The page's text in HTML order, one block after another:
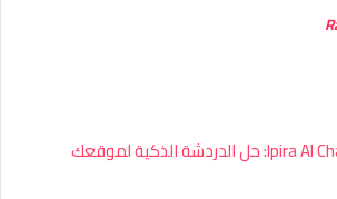
أداة Ipira AI Chat Widget: حل الدردشة الذكية لموقعك